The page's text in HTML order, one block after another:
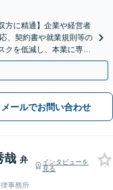
方に精通】企業や経営者
、契約書や就業規則等の
クを低減し、本業に専念
さい
メールでお問い合わせ
哉 弁
インタビューを
見る
事務所